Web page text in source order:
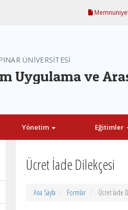
ÜNİVERSİTESİ
Uygulama ve
Yönetim Eğitimler
Ücret İade Dilekçesi
Ana Sayfa Formlar Ücret İade